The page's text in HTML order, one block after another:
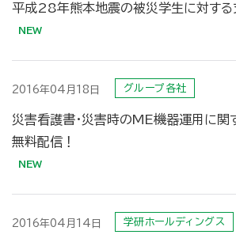
平成28年熊本地震の被災学生に対する
2016年04月18日 グループ各社
災害看護書・災害時のME機器運用に関
無料配信！
2016年04月14日 学研ホールディングス